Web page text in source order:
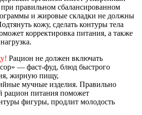
правильном сбалансированном
и жировые складки не должны
кожу, сделать контуры тела
корректировка питания, а также
Рацион не должен включать
— фаст-фуд, блюд быстрого
жирную пищу,
мучные изделия. Правильно
рацион питания поможет
фигуры, продлит молодость